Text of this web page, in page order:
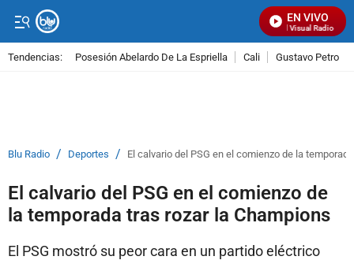
EN VIVO
Señal Visual Radio
Tendencias: Posesión Abelardo De La Espriella Cali Gustavo Petro
Blu Radio / Deportes / El calvario del PSG en el comienzo de la
El calvario del PSG en el comienzo de
la temporada tras rozar la Champions
El PSG mostró su peor cara en un partido eléctrico